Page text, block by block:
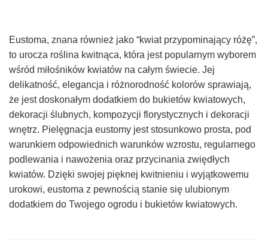
Eustoma, znana również jako “kwiat przypominający różę”,
to urocza roślina kwitnąca, która jest popularnym wyborem
wśród miłośników kwiatów na całym świecie. Jej
delikatność, elegancja i różnorodność kolorów sprawiają,
że jest doskonałym dodatkiem do bukietów kwiatowych,
dekoracji ślubnych, kompozycji florystycznych i dekoracji
wnętrz. Pielęgnacja eustomy jest stosunkowo prosta, pod
warunkiem odpowiednich warunków wzrostu, regularnego
podlewania i nawożenia oraz przycinania zwiędłych
kwiatów. Dzięki swojej pięknej kwitnieniu i wyjątkowemu
urokowi, eustoma z pewnością stanie się ulubionym
dodatkiem do Twojego ogrodu i bukietów kwiatowych.